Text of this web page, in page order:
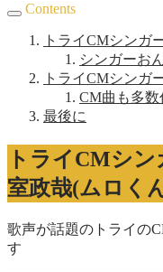
Contents
トライCMシンガ
シンガーお
トライCMシンガ
CM曲も多数
最後に
トライCMシ
室政哉(ムロく
歌声が話題のトライの
す